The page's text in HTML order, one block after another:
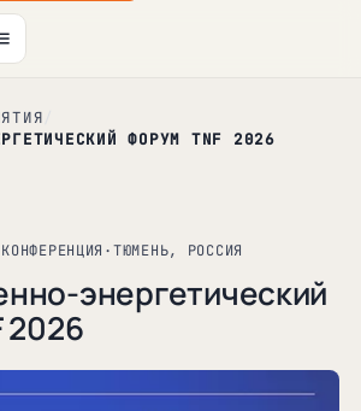
ФОРУМ TNF 2026
КОНФЕРЕНЦИЯ ·ТЮМЕНЬ, РОССИЯ
энергетический
2026